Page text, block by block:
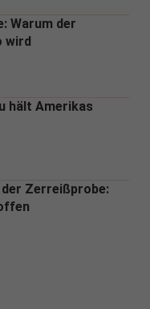
Warum der
wird
hält Amerikas
Zerreißprobe: